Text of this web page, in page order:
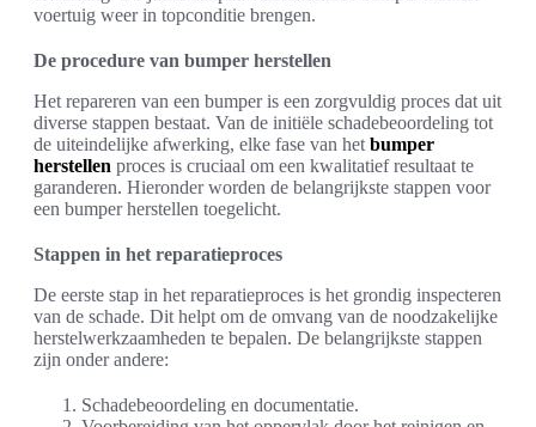
voertuig weer in topconditie brengen.
De procedure van bumper herstellen
Het repareren van een bumper is een zorgvuldig proces dat uit
diverse stappen bestaat. Van de initiële schadebeoordeling tot
de uiteindelijke afwerking, elke fase van het bumper
herstellen proces is cruciaal om een kwalitatief resultaat te
garanderen. Hieronder worden de belangrijkste stappen voor
een bumper herstellen toegelicht.
Stappen in het reparatieproces
De eerste stap in het reparatieproces is het grondig inspecteren
van de schade. Dit helpt om de omvang van de noodzakelijke
herstelwerkzaamheden te bepalen. De belangrijkste stappen
zijn onder andere:
Schadebeoordeling en documentatie.